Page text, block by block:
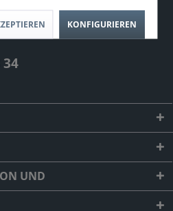
Beratung
34
UND
KONFIGURIEREN